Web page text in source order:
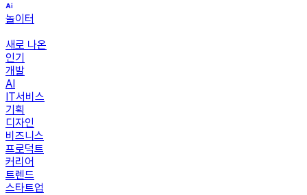
놀이터
새로 나온
인기
개발
AI
IT서비스
기획
디자인
비즈니스
프로덕트
커리어
트렌드
스타트업